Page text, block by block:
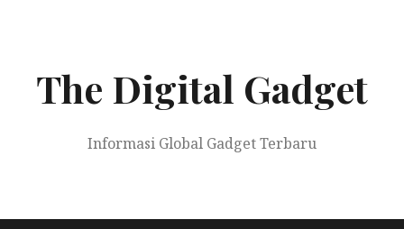
The Digital Gadget
Informasi Global Gadget Terbaru